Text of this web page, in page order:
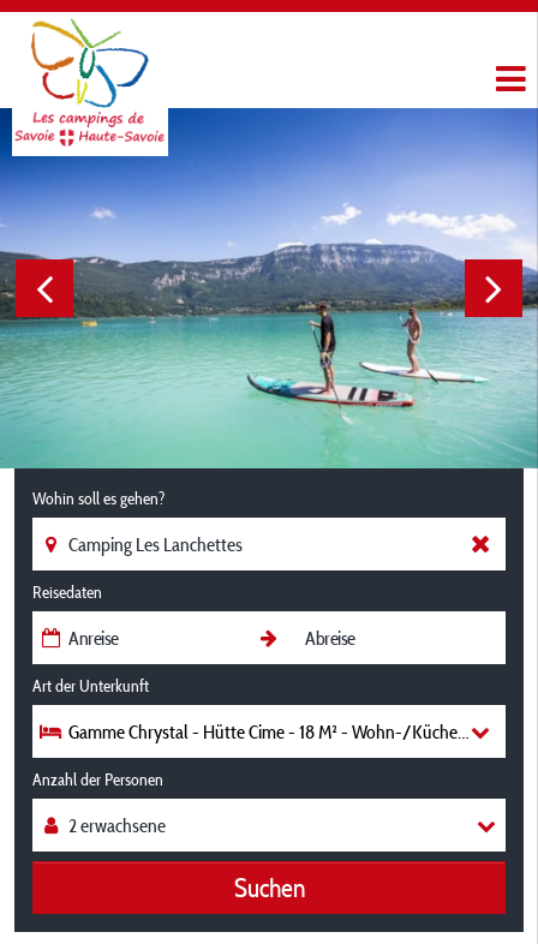
Wohin soll es gehen?
Reisedaten
Art der Unterkunft
Gamme Chrystal - Hütte Cime - 18 M² - Wohn-/Küchenbereich,
Anzahl der Personen
Suchen